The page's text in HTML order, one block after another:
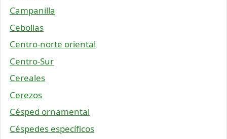
Campanilla
Cebollas
Centro-norte oriental
Centro-Sur
Cereales
Cerezos
Césped ornamental
Céspedes específicos